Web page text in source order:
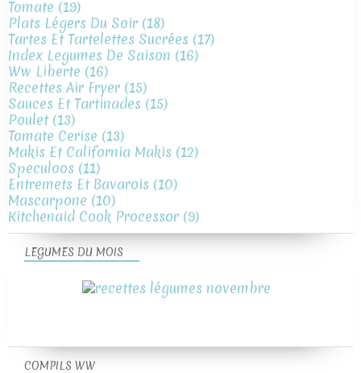
Tomate (19)
Plats Légers Du Soir (18)
Tartes Et Tartelettes Sucrées (17)
Index Legumes De Saison (16)
Ww Liberte (16)
Recettes Air Fryer (15)
Sauces Et Tartinades (15)
Poulet(13)
Tomate Cerise (13)
Makis Et California Makis (12)
Speculoos (11)
Entremets Et Bavarois (10)
Mascarpone (10)
Kitchenaid Cook Processor (9)
LEGUMES DU MOIS
COMPILS WW